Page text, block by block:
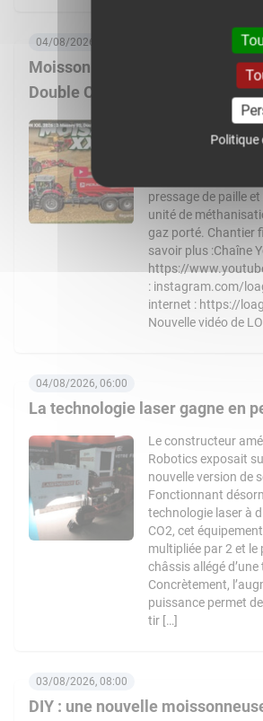
Moisson XXL 2026 : 3 Massey
Double CR… Un chantier de folie
04/08/2026, 08:00
Nouvelle vidéo de
emmène au cœur
pressage de paille
unité de
gaz porté. Chantier
savoir plus :Chaîne
https://
: instagram.com/
internet : https://
Nouvelle vidéo de
La technologie laser gagne en
04/08/2026, 06:00
Le constructeur
Robotics exposait
nouvelle version de
Fonctionnant
technologie laser à
CO2, cet
multipliée par 2 et le
châssis allégé d’une
Concrètement,
puissance permet
tir […]
DIY : une nouvelle
03/08/2026, 08:00
Politique